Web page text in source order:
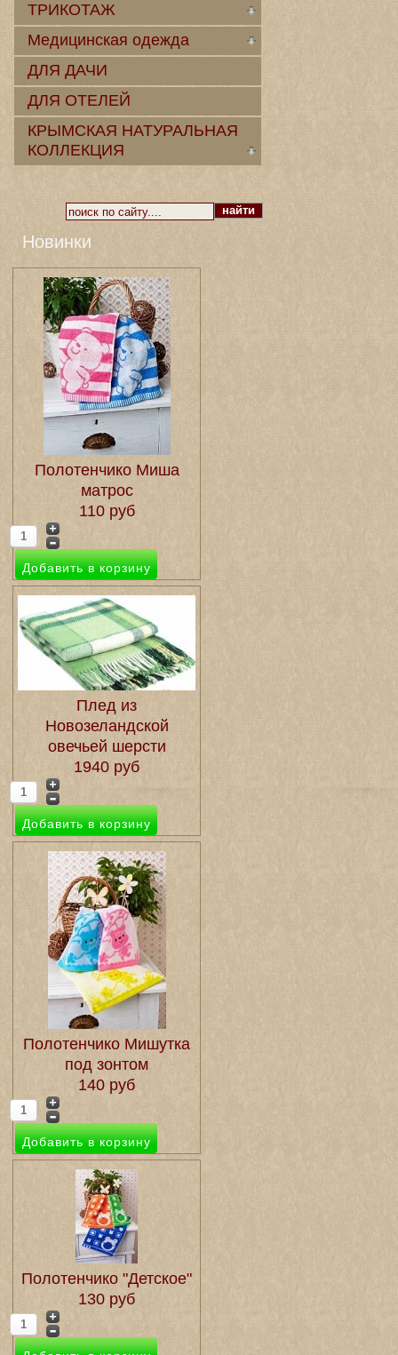
ТРИКОТАЖ
Медицинская одежда
ДЛЯ ДАЧИ
ДЛЯ ОТЕЛЕЙ
КРЫМСКАЯ НАТУРАЛЬНАЯ
КОЛЛЕКЦИЯ
Новинки
Полотенчико Миша
матрос
110 руб
Плед из
Новозеландской
овечьей шерсти
1940 руб
Полотенчико Мишутка
под зонтом
140 руб
Полотенчико "Детское"
130 руб